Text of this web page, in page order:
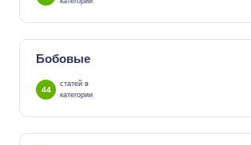
Бобовые
44
статей в
категории